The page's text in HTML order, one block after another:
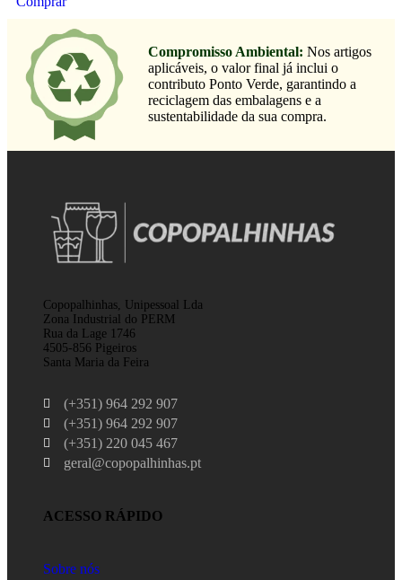
Compromisso Ambiental: Nos artigos
aplicáveis, o valor final já inclui o
contributo Ponto Verde, garantindo a
reciclagem das embalagens e a
sustentabilidade da sua compra.
Copopalhinhas, Unipessoal Lda
Zona Industrial do PERM
Rua da Lage 1746
4505-856 Pigeiros
Santa Maria da Feira
(+351) 964 292 907
(+351) 964 292 907
(+351) 220 045 467
geral@copopalhinhas.pt
ACESSO RÁPIDO
Sobre nós